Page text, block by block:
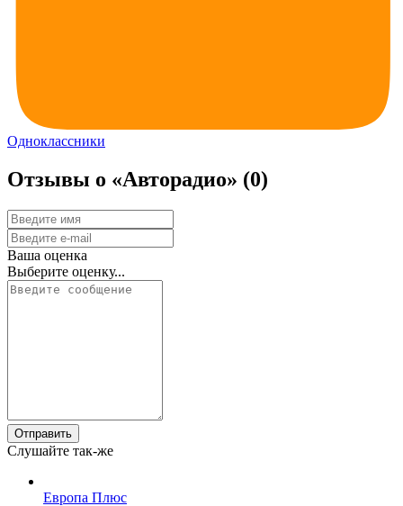
Одноклассники
Отзывы о «Авторадио» (0)
Ваша оценка
Выберите оценку...
Отправить
Слушайте так-же
Европа Плюс